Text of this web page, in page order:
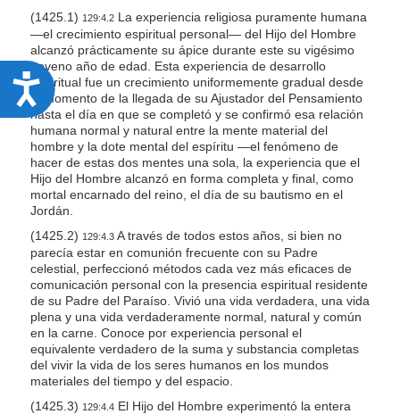
A
c
c
e
s
s
i
b
i
l
i
t
y
(1425.1) 129:4.2La experiencia religiosa puramente humana
—el crecimiento espiritual personal— del Hijo del Hombre
alcanzó prácticamente su ápice durante este su vigésimo
noveno año de edad. Esta experiencia de desarrollo
espiritual fue un crecimiento uniformemente gradual desde
el momento de la llegada de su Ajustador del Pensamiento
hasta el día en que se completó y se confirmó esa relación
humana normal y natural entre la mente material del
hombre y la dote mental del espíritu —el fenómeno de
hacer de estas dos mentes una sola, la experiencia que el
Hijo del Hombre alcanzó en forma completa y final, como
mortal encarnado del reino, el día de su bautismo en el
Jordán.
(1425.2) 129:4.3A través de todos estos años, si bien no
parecía estar en comunión frecuente con su Padre
celestial, perfeccionó métodos cada vez más eficaces de
comunicación personal con la presencia espiritual residente
de su Padre del Paraíso. Vivió una vida verdadera, una vida
plena y una vida verdaderamente normal, natural y común
en la carne. Conoce por experiencia personal el
equivalente verdadero de la suma y substancia completas
del vivir la vida de los seres humanos en los mundos
materiales del tiempo y del espacio.
(1425.3) 129:4.4El Hijo del Hombre experimentó la entera